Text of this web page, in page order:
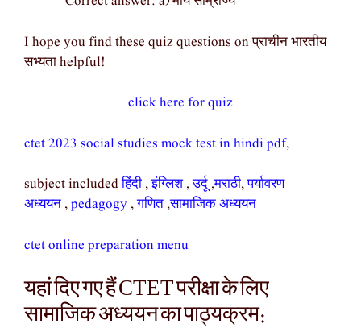
I hope you find these quiz questions on प्राचीन भारतीय
सभ्यता helpful!
click here for quiz
ctet 2023 social studies mock test in hindi pdf,
subject includedहिंदी ,इंग्लिश,उर्दू,मराठी,पर्यावरण
अध्ययन ,pedagogy ,गणित ,सामाजिक अध्ययन
ctet online preparation menu
यहां दिए गए हैं CTET परीक्षा के लिए
सामाजिक अध्ययन का पाठ्यक्रम: